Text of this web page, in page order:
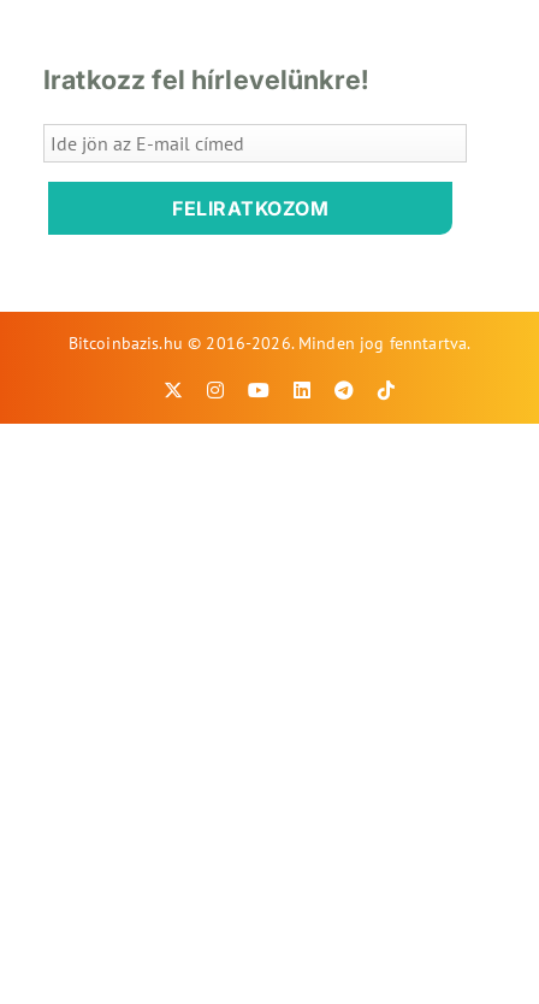
Iratkozz fel hírlevelünkre!
FELIRATKOZOM
Bitcoinbazis.hu © 2016-2026. Minden jog fenntartva.